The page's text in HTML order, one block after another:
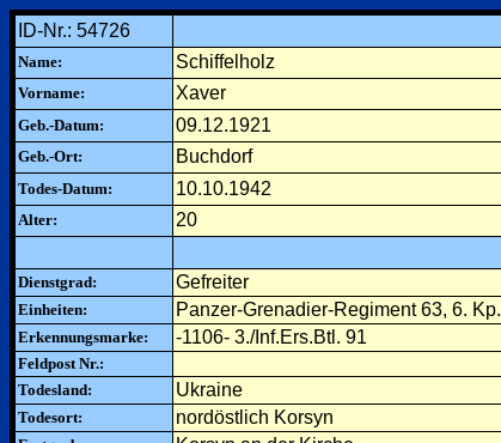
ID-Nr.: 54726
Name: Schiffelholz
Vorname:
Xaver
Geb.-Datum:
09.12.1921
Geb.-Ort: Buchdorf
Todes-Datum: 10.10.1942
Alter: 20
Dienstgrad: Gefreiter
Einheiten: Panzer-Grenadier-Regiment 63, 6. Kp.
Erkennungsmarke: -1106- 3./Inf.Ers.Btl. 91
Feldpost Nr.:
Todesland:
Ukraine
Todesort: nordöstlich Korsyn